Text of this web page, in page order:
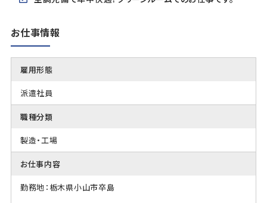
お仕事情報
雇用形態
派遣社員
職種分類
製造・工場
お仕事内容
勤務地：栃木県小山市卒島